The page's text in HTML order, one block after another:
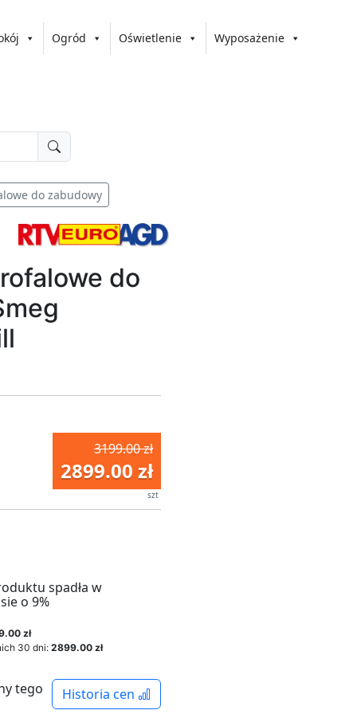
Ogród Oświetlenie Wyposażenie
do zabudowy
do
3199.00 zł
2899.00 zł
szt
spadła w
o 9%
zł
30 dni: 2899.00 zł
Historia cen
tego